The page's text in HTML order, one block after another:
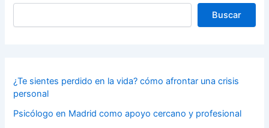
Buscar
¿Te sientes perdido en la vida? cómo afrontar una crisis
personal
Psicólogo en Madrid como apoyo cercano y profesional